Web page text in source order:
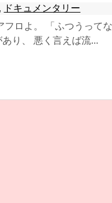
, ドキュメンタリー
フロよ。 「ふつうって
り、 悪く言えば流...